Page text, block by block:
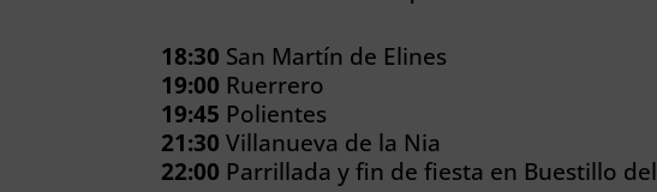
18:30 San Martín de Elines
19:00 Ruerrero
19:45 Polientes
21:30 Villanueva de la Nia
22:00 Parrillada y fin de fiesta en Buestillo